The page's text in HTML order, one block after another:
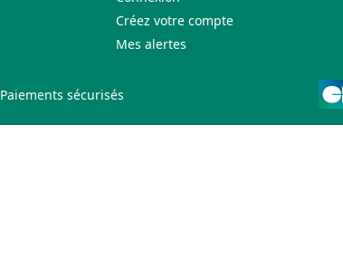
Créez votre compte
Mes alertes
Paiements sécurisés